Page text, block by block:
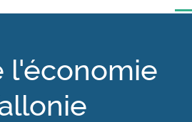
l'économie